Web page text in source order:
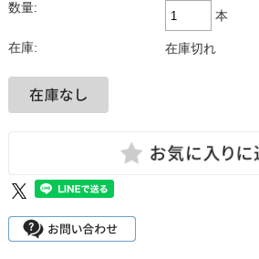
数量:
本
在庫: 在庫切れ